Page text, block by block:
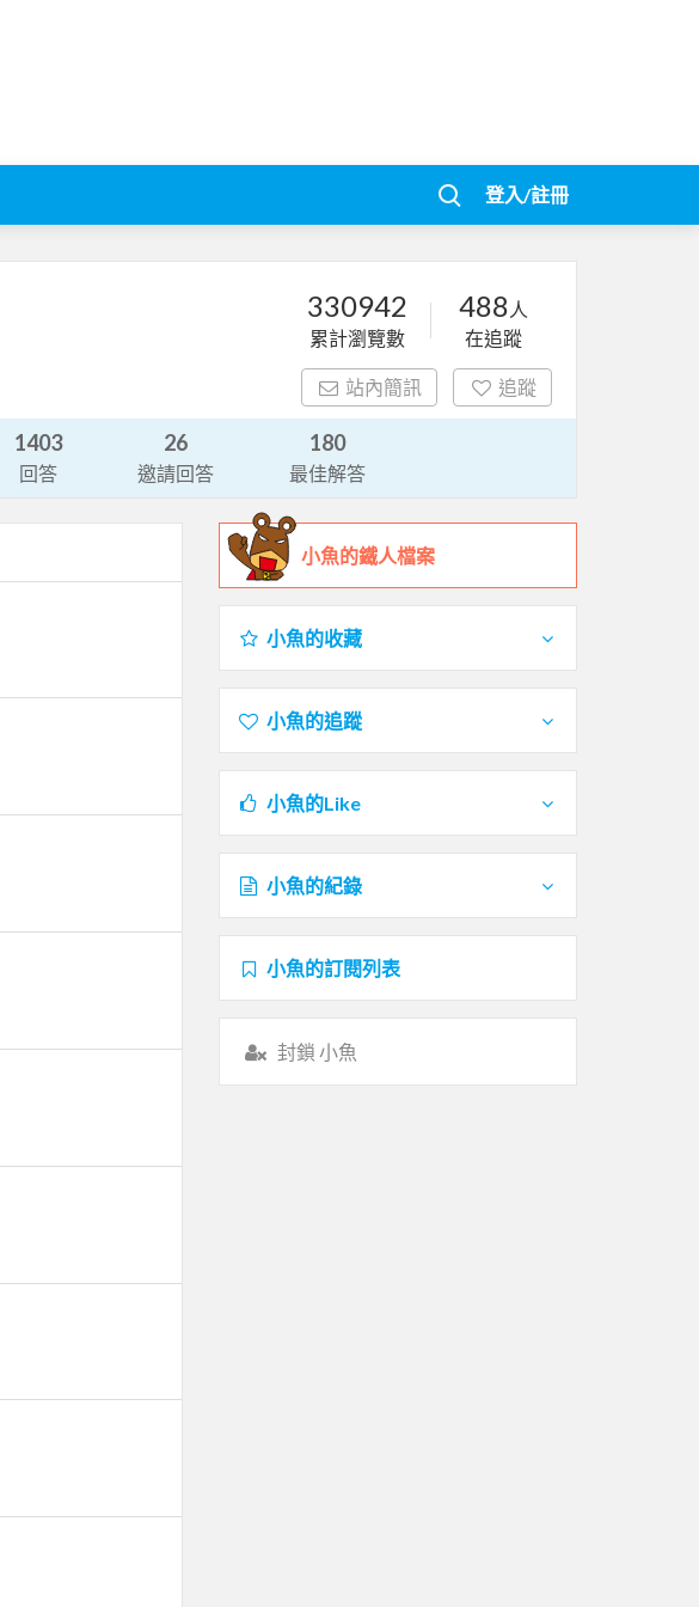
登入/註冊
330942
累計瀏覽數
488 人
在追蹤
站內簡訊 追蹤
1403
回答
26
邀請回答
180
最佳解答
小魚的鐵人檔案
小魚的收藏
小魚的追蹤
小魚的Like
小魚的紀錄
小魚的訂閱列表
封鎖 小魚